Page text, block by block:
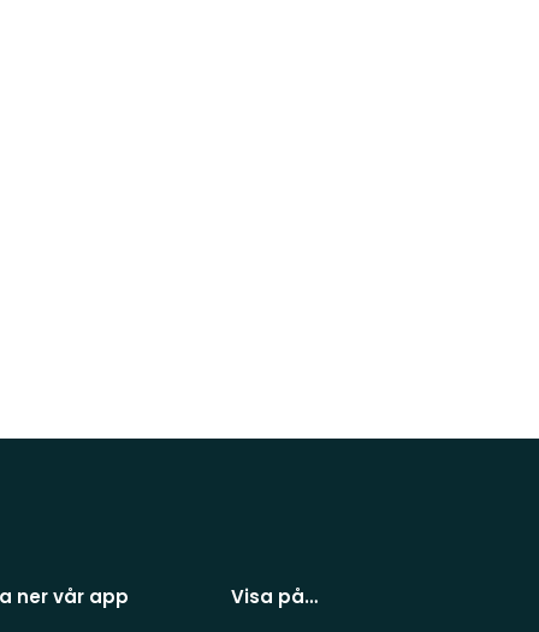
ner vår app Visa på…